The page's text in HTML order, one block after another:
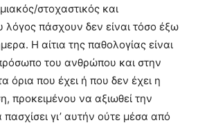
στοχαστικός και
πάσχουν δεν είναι τόσο έξω
Η αίτια της παθολογίας είναι
του ανθρώπου και στην
όρια που έχει ή που δεν έχει η
προκειμένου να αξιωθεί την
γι’ αυτήν ούτε μέσα από